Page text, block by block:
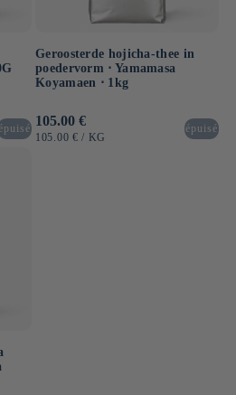
épuisé
Geroosterde hojicha-thee in
poedervorm ⋅ Yamamasa
Koyamaen ⋅ 1kg
Normale
prijs
105.00 €
EENHEIDSPRIJS
105.00 € / PER
KG
épuisé